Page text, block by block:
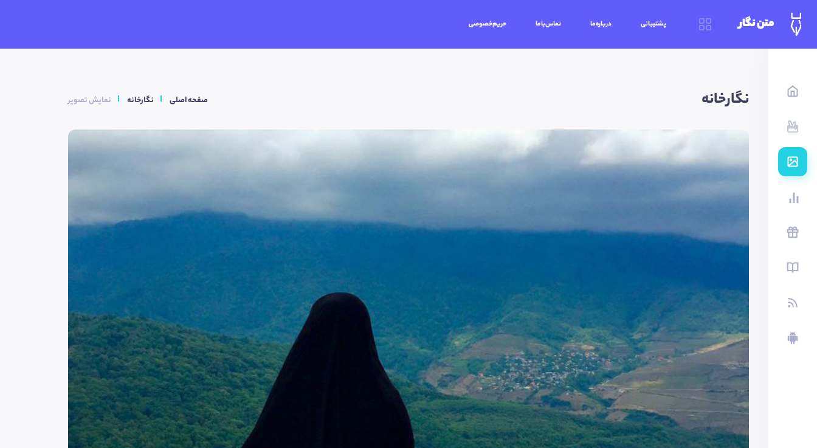
متن نگار پشتیبانی درباره‌ما تماس‌باما حریم‌خصوصی
نگارخانه صفحه اصلی نگارخانه نمایش تصویر